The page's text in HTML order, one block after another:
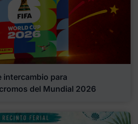
intercambio para
del Mundial 2026